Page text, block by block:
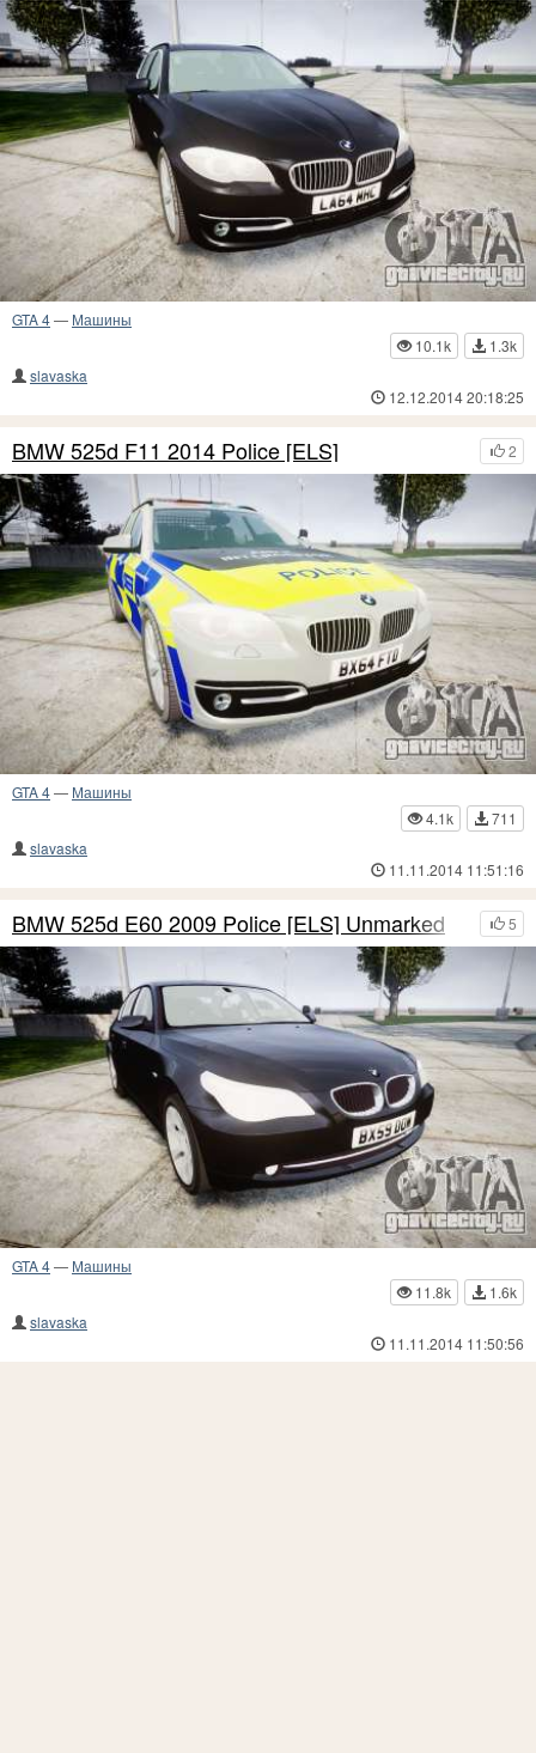
GTA 4— Машины
10.1k
1.3k
slavaska
12.12.2014 20:18:25
2
BMW 525d F11 2014 Police [ELS]
GTA 4— Машины
4.1k
711
slavaska
11.11.2014 11:51:16
5
BMW 525d E60 2009 Police [ELS] Unmarked
GTA 4— Машины
11.8k
1.6k
slavaska
11.11.2014 11:50:56